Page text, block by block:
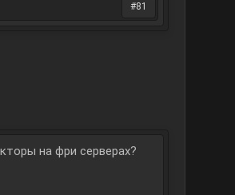
#81
на фри серверах?